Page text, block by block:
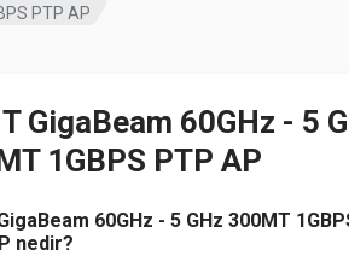
PTP AP
GigaBeam 60GHz - 5
1GBPS PTP AP
60GHz - 5 GHz 300MT
nedir?